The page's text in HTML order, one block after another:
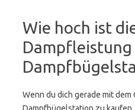
Wie hoch ist
Wenn du dich gerade mit